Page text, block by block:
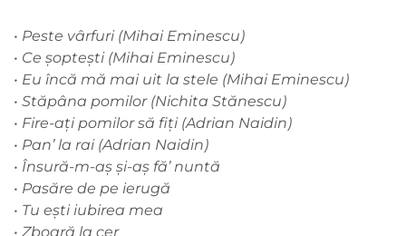
• Peste vârfuri (Mihai Eminescu)
• Ce șoptești (Mihai Eminescu)
• Eu încă mă mai uit la stele (Mihai Eminescu)
• Stăpâna pomilor (Nichita Stănescu)
• Fire-ați pomilor să fiți (Adrian Naidin)
• Pan’ la rai (Adrian Naidin)
• Însură-m-aș și-aș fă’ nuntă
• Pasăre de pe ierugă
• Tu ești iubirea mea
• Zboară la cer